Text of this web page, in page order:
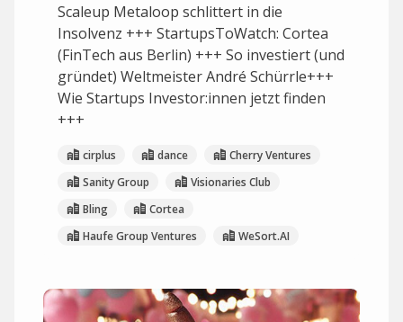
Scaleup Metaloop schlittert in die
Insolvenz +++ StartupsToWatch: Cortea
(FinTech aus Berlin) +++ So investiert (und
gründet) Weltmeister André Schürrle+++
Wie Startups Investor:innen jetzt finden
+++
cirplus dance
Cherry Ventures
Sanity Group
Visionaries Club
Bling
Cortea
Haufe Group Ventures
WeSort.AI